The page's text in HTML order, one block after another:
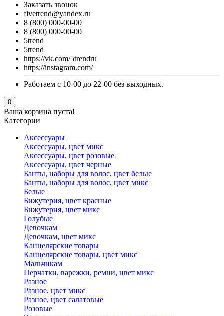
Заказать звонок
fivetrend@yandex.ru
8 (800) 000-00-00
8 (800) 000-00-00
5trend
5trend
https://vk.com/5trendru
https://instagram.com/
Работаем с 10-00 до 22-00 без выходных.
0
Ваша корзина пуста!
Категории
Аксессуары
Аксессуары, цвет микс
Аксессуары, цвет розовые
Аксессуары, цвет черные
Банты, наборы для волос, цвет белые
Банты, наборы для волос, цвет микс
Белые
Бижутерия, цвет красные
Бижутерия, цвет микс
Голубые
Девочкам
Девочкам, цвет микс
Канцелярские товары
Канцелярские товары, цвет микс
Мальчикам
Перчатки, варежки, ремни, цвет микс
Разное
Разное, цвет микс
Разное, цвет салатовые
Розовые